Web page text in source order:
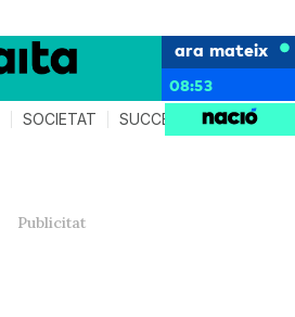
ara mateix
08:53
SOCIETAT SUCCESSOS AGENDA